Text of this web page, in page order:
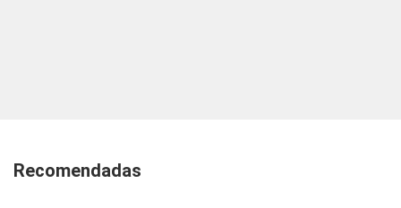
Recomendadas